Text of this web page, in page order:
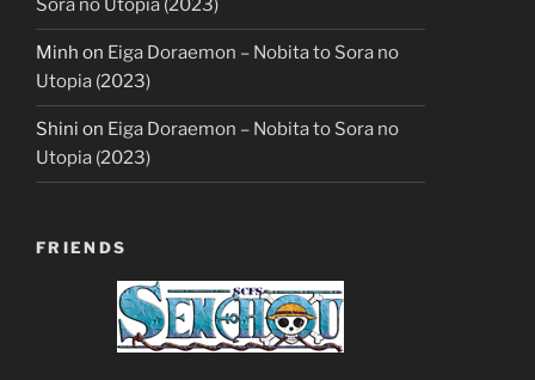
Sora no Utopia (2023)
Minh on Eiga Doraemon – Nobita to Sora no
Utopia (2023)
Shini on Eiga Doraemon – Nobita to Sora no
Utopia (2023)
FRIENDS